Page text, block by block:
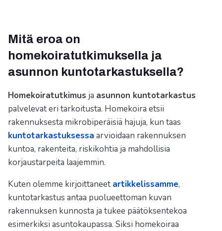
Mitä eroa on
homekoiratutkimuksella ja
asunnon kuntotarkastuksella?
Homekoiratutkimus ja asunnon kuntotarkastus
palvelevat eri tarkoitusta. Homekoira etsii
rakennuksesta mikrobiperäisiä hajuja, kun taas
kuntotarkastuksessa arvioidaan rakennuksen
kuntoa, rakenteita, riskikohtia ja mahdollisia
korjaustarpeita laajemmin.
Kuten olemme kirjoittaneet artikkelissamme,
kuntotarkastus antaa puolueettoman kuvan
rakennuksen kunnosta ja tukee päätöksentekoa
esimerkiksi asuntokaupassa. Siksi homekoiraa